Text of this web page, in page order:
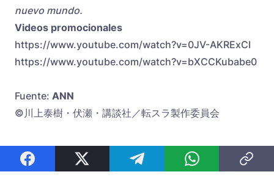
nuevo mundo.
Videos promocionales
https://www.youtube.com/watch?v=0JV-AKRExCI
https://www.youtube.com/watch?v=bXCCKubabe0
Fuente: ANN
©川上泰樹・伏瀬・講談社／転スラ製作委員会